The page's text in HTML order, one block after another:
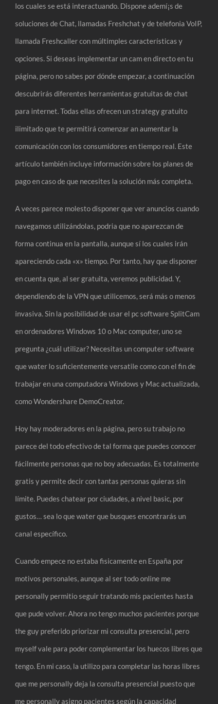
los cuales se está interactuando. Dispone ademí¡s de
soluciones de Chat, llamadas Freshchat y de telefonia VoIP,
llamada Freshcaller con múltimples características y
opciones. Si deseas implementar un cam en directo en tu
página, pero no sabes por dónde empezar, a continuación
descubrirás diferentes herramientas gratuitas de chat
para internet. Todas ellas ofrecen un strategy gratuito
ilimitado que te permitirá comenzar an aumentar la
comunicación con los consumidores en tiempo real. Este
artículo también incluye información sobre los planes de
pago en caso de que necesites la solución más completa.
A veces parece molesto disponer que ver anuncios cuando
navegamos utilizándolas, podria que no aparezcan de
forma continua en la pantalla, aunque sí los cuales irán
apareciendo cada «x» tiempo. Por tanto, hay que disponer
en cuenta que, al ser gratuita, veremos publicidad. Y,
dependiendo de la VPN que utilicemos, será más o menos
invasiva. Sin la posibilidad de usar el pc software SplitCam
en ordenadores Windows 10 o Mac computer, uno se
pregunta ¿cuál utilizar? Necesitas un computer software
que water lo suficientemente versatile como con el fin de
trabajar en una computadora Windows y Mac actualizada,
como Wondershare DemoCreator.
Hoy hay moderadores en la página, pero su trabajo no
parece del todo efectivo de tal forma que puedes conocer
fácilmente personas que no boy adecuadas. Es totalmente
gratis y permite decir con tantas personas quieras sin
límite. Puedes chatear por ciudades, a nivel basic, por
gustos… sea lo que water que busques encontrarás un
canal específico.
Cuando empece no estaba fisicamente en España por
motivos personales, aunque al ser todo online me
personally permitio seguir tratando mis pacientes hasta
que pude volver. Ahora no tengo muchos pacientes porque
the guy preferido priorizar mi consulta presencial, pero
myself vale para poder complementar los huecos libres que
tengo. En mi caso, la utilizo para completar las horas libres
que me personally deja la consulta presencial puesto que
me personally asigno pacientes según la capacidad